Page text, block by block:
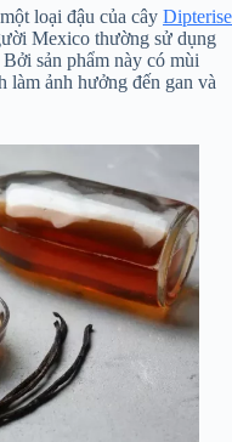
loại đậu của cây Dipterise
Mexico thường sử dụng
sản phẩm này có mùi
ảnh hưởng đến gan và